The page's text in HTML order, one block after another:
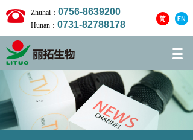
Zhuhai： 0756-8639200
Hunan： 0731-82788178